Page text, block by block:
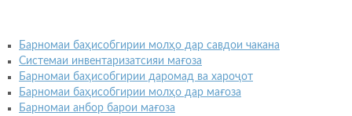
Барномаи баҳисобгирии молҳо дар савдои чакана
Системаи инвентаризатсияи мағоза
Барномаи баҳисобгирии даромад ва хароҷот
Барномаи баҳисобгирии молҳо дар мағоза
Барномаи анбор барои мағоза